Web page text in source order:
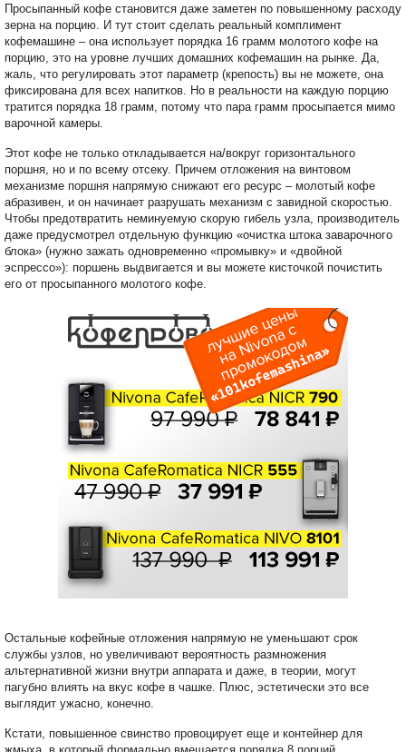
Просыпанный кофе становится даже заметен по повышенному расходу
зерна на порцию. И тут стоит сделать реальный комплимент
кофемашине – она использует порядка 16 грамм молотого кофе на
порцию, это на уровне лучших домашних кофемашин на рынке. Да,
жаль, что регулировать этот параметр (крепость) вы не можете, она
фиксирована для всех напитков. Но в реальности на каждую порцию
тратится порядка 18 грамм, потому что пара грамм просыпается мимо
варочной камеры.
Этот кофе не только откладывается на/вокруг горизонтального
поршня, но и по всему отсеку. Причем отложения на винтовом
механизме поршня напрямую снижают его ресурс – молотый кофе
абразивен, и он начинает разрушать механизм с завидной скоростью.
Чтобы предотвратить неминуемую скорую гибель узла, производитель
даже предусмотрел отдельную функцию «очистка штока заварочного
блока» (нужно зажать одновременно «промывку» и «двойной
эспрессо»): поршень выдвигается и вы можете кисточкой почистить
его от просыпанного молотого кофе.
Остальные кофейные отложения напрямую не уменьшают срок
службы узлов, но увеличивают вероятность размножения
альтернативной жизни внутри аппарата и даже, в теории, могут
пагубно влиять на вкус кофе в чашке. Плюс, эстетически это все
выглядит ужасно, конечно.
Кстати, повышенное свинство провоцирует еще и контейнер для